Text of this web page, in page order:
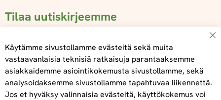
Tilaa uutiskirjeemme
Tilaa
Käytämme sivustollamme evästeitä sekä muita
vastaavanlaisia teknisiä ratkaisuja parantaaksemme
asiakkaidemme asiointikokemusta sivustollamme, sekä
analysoidaksemme sivustollamme tapahtuvaa liikennettä.
Jos et hyväksy valinnaisia evästeitä, käyttökokemus voi